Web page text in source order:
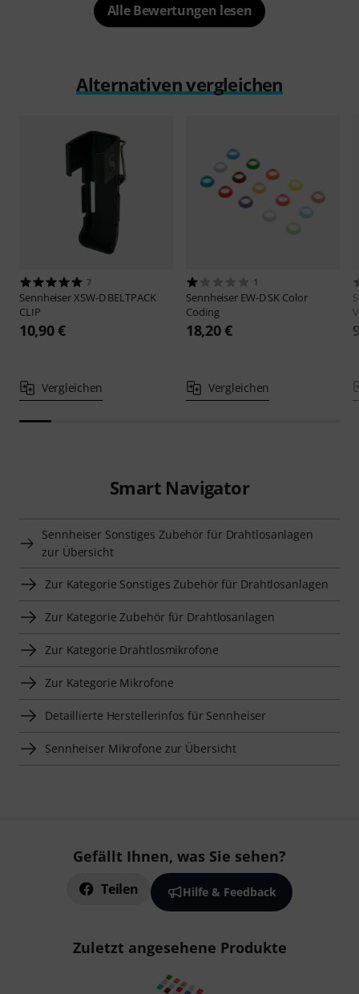
Alle Bewertungen lesen
Alternativen vergleichen
7
SennheiserXSW-D BELTPACK
CLIP
10,90 €
Vergleichen
1
Sennheiser EW-D SK Color
Coding
18,20 €
Vergleichen
Smart Navigator
Sennheiser Sonstiges Zubehör für Drahtlosanlagen
zur Übersicht
Zur Kategorie Sonstiges Zubehör für Drahtlosanlagen
Zur Kategorie Zubehör für Drahtlosanlagen
Zur Kategorie Drahtlosmikrofone
Zur Kategorie Mikrofone
Detaillierte Herstellerinfos für Sennheiser
Sennheiser Mikrofone zur Übersicht
Gefällt Ihnen, was Sie sehen?
Teilen Hilfe & Feedback
Zuletzt angesehene Produkte